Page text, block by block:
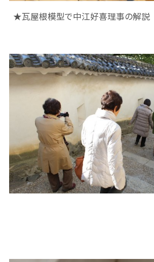
★瓦屋根模型で中江好喜理事の解説